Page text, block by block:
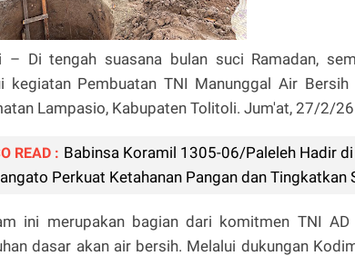
– Di tengah suasana bulan suci Ramadan,
kegiatan Pembuatan TNI Manunggal Air
Lampasio, Kabupaten Tolitoli. Jum'at, 27/2/
READ : Babinsa Koramil 1305-06/Paleleh Hadir
Perkuat Ketahanan Pangan dan Tingkatkan
ini merupakan bagian dari komitmen TNI
dasar akan air bersih. Melalui dukungan